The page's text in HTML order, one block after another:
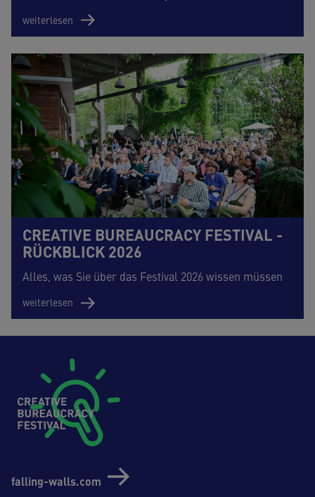
weiterlesen
CREATIVE BUREAUCRACY FESTIVAL -
RÜCKBLICK 2026
Alles, was Sie über das Festival 2026 wissen müssen
weiterlesen
falling-walls.com